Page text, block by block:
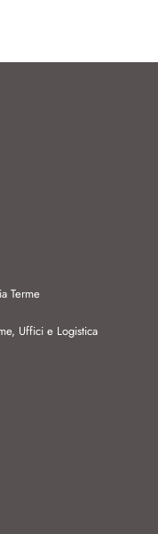
Terme
Uffici e Logistica